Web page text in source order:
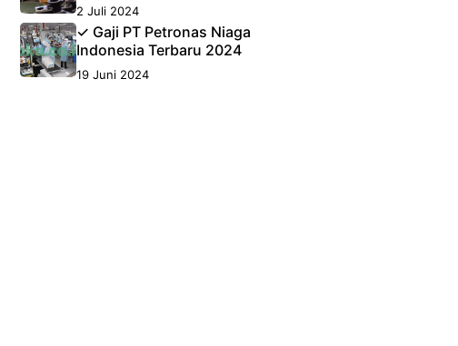
2 Juli 2024
✓ Gaji PT Petronas Niaga
Indonesia Terbaru 2024
19 Juni 2024